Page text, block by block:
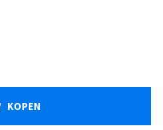
KOPEN